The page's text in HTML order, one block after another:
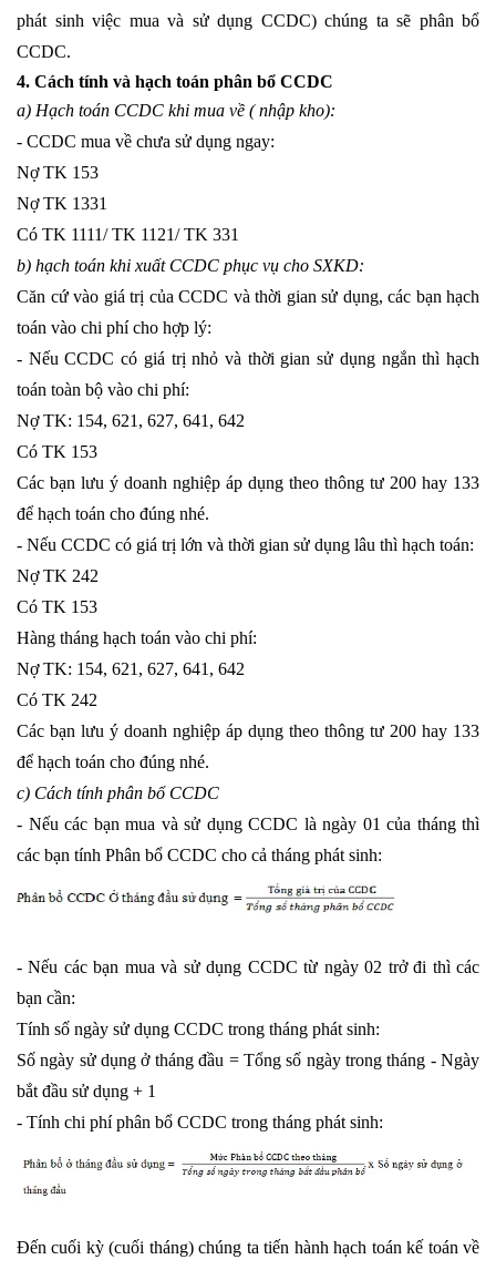
phát sinh việc mua và sử dụng CCDC) chúng ta sẽ phân bổ
CCDC.
4. Cách tính và hạch toán phân bổ CCDC
a) Hạch toán CCDC khi mua về ( nhập kho):
- CCDC mua về chưa sử dụng ngay:
Nợ TK 153
Nợ TK 1331
Có TK 1111/ TK 1121/ TK 331
b) hạch toán khi xuất CCDC phục vụ cho SXKD:
Căn cứ vào giá trị của CCDC và thời gian sử dụng, các bạn hạch
toán vào chi phí cho hợp lý:
- Nếu CCDC có giá trị nhỏ và thời gian sử dụng ngắn thì hạch
toán toàn bộ vào chi phí:
Nợ TK: 154, 621, 627, 641, 642
Có TK 153
Các bạn lưu ý doanh nghiệp áp dụng theo thông tư 200 hay 133
để hạch toán cho đúng nhé.
- Nếu CCDC có giá trị lớn và thời gian sử dụng lâu thì hạch toán:
Nợ TK 242
Có TK 153
Hàng tháng hạch toán vào chi phí:
Nợ TK: 154, 621, 627, 641, 642
Có TK 242
Các bạn lưu ý doanh nghiệp áp dụng theo thông tư 200 hay 133
để hạch toán cho đúng nhé.
c) Cách tính phân bổ CCDC
- Nếu các bạn mua và sử dụng CCDC là ngày 01 của tháng thì
các bạn tính Phân bổ CCDC cho cả tháng phát sinh:
- Nếu các bạn mua và sử dụng CCDC từ ngày 02 trở đi thì các
bạn cần:
Tính số ngày sử dụng CCDC trong tháng phát sinh:
Số ngày sử dụng ở tháng đầu = Tổng số ngày trong tháng - Ngày
bắt đầu sử dụng + 1
- Tính chi phí phân bổ CCDC trong tháng phát sinh:
Đến cuối kỳ (cuối tháng) chúng ta tiến hành hạch toán kế toán về